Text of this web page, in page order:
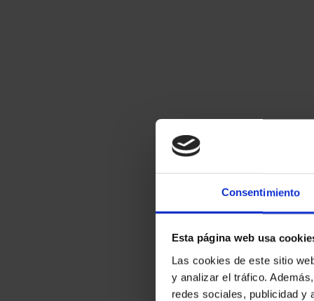
Consentimiento
Esta página web usa
Las cookies de este sitio
y analizar el tráfico.
redes sociales, publicidad y